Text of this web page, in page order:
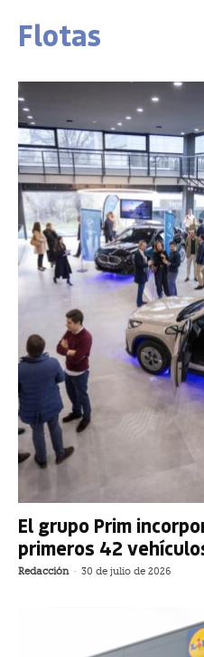
Flotas
El grupo Prim
primeros 42
Redacción - 30 de julio de 2026